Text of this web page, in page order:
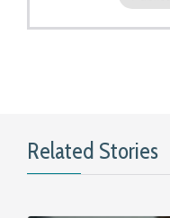
Related Stories